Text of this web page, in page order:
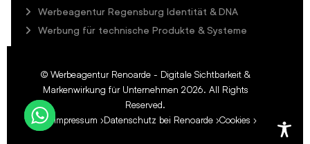
Werbeagentur Regensburg Identität & DNA
Werbung für technische Produkte & Systeme
© Werbeagentur Renoarde - Digitale Sichtbarkeit &
Markenwirkung für Unternehmen 2026. All Rights
Reserved.
Impressum Datenschutz bei Renoarde Cookies